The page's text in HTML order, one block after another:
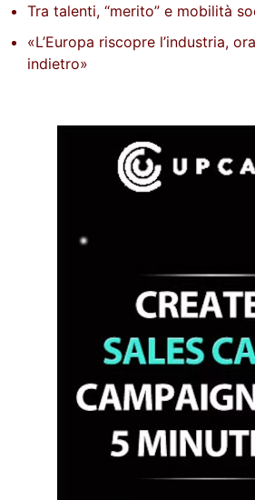
Tra talenti, “merito” e mobilità
«L’Europa riscopre l’industria,
indietro»